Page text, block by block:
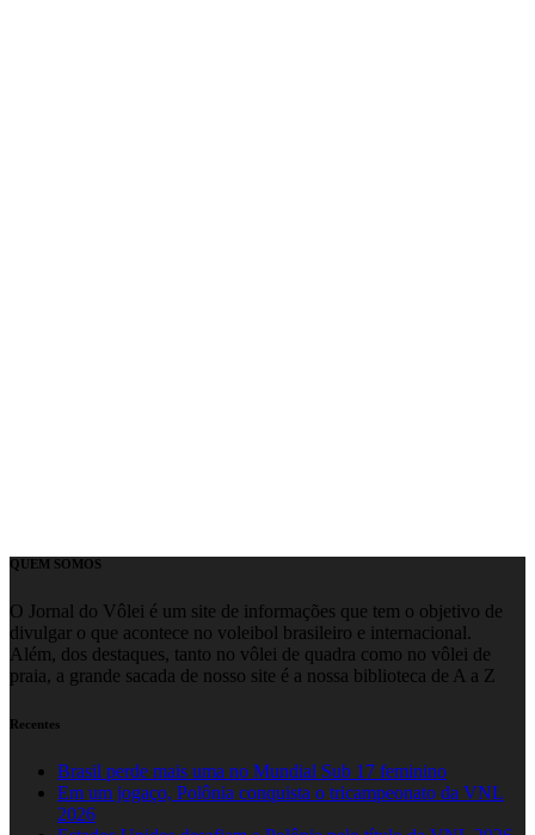
QUEM SOMOS
O Jornal do Vôlei é um site de informações que tem o objetivo de
divulgar o que acontece no voleibol brasileiro e internacional.
Além, dos destaques, tanto no vôlei de quadra como no vôlei de
praia, a grande sacada de nosso site é a nossa biblioteca de A a Z
Recentes
Brasil perde mais uma no Mundial Sub 17 feminino
Em um jogaço, Polônia conquista o tricampeonato da VNL
2026